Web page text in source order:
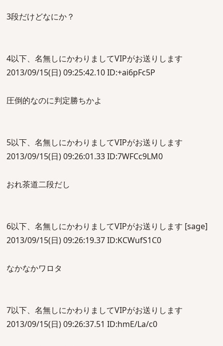
3段だけどなにか？
4以下、名無しにかわりましてVIPがお送りします
2013/09/15(日) 09:25:42.10 ID:+ai6pFc5P
圧倒的なのに判定勝ちかよ
5以下、名無しにかわりましてVIPがお送りします
2013/09/15(日) 09:26:01.33 ID:7WFCc9LM0
おれ茶道二段だし
6以下、名無しにかわりましてVIPがお送りします [sage]
2013/09/15(日) 09:26:19.37 ID:KCWufS1C0
なかなかワロタ
7以下、名無しにかわりましてVIPがお送りします
2013/09/15(日) 09:26:37.51 ID:hmE/La/c0